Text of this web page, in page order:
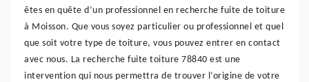
êtes en quête d’un professionnel en recherche fuite de toiture
à Moisson. Que vous soyez particulier ou professionnel et quel
que soit votre type de toiture, vous pouvez entrer en contact
avec nous. La recherche fuite toiture 78840 est une
intervention qui nous permettra de trouver l’origine de votre